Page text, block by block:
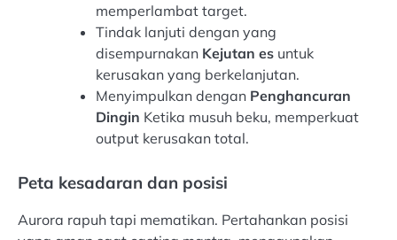
memperlambat target.
Tindak lanjuti dengan yang
disempurnakan Kejutan es untuk
kerusakan yang berkelanjutan.
Menyimpulkan dengan Penghancuran
Dingin Ketika musuh beku, memperkuat
output kerusakan total.
Peta kesadaran dan posisi
Aurora rapuh tapi mematikan. Pertahankan posisi